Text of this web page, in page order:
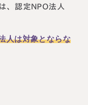
、認定NPO法人
人は対象とならな